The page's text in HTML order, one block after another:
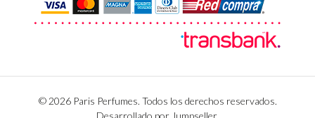
© 2026 Paris Perfumes. Todos los derechos reservados.
Desarrollado por Jumpseller.